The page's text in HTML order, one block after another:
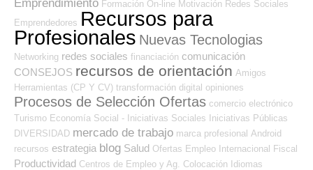
Emprendimiento Formación On-line Motivación Redes Sociales
Emprendedores Recursos para
Profesionales Nuevas Tecnologias
Networking redes sociales financiación comunicación
CONSEJOS recursos de orientación Amigos
Herramientas (CP Y CV) transformación digital opiniones
Procesos de Selección Ofertas comercio electrónico
Turismo Economía Social - Iniciativas Sociales Iniciativas Públicas
DIVERSIDAD mercado de trabajo marca profesional Android
recursos estrategia blog Salud Ofertas Empleo Internacional Fiscal
Productividad Centros de Empleo y Ag. Colocación Idiomas